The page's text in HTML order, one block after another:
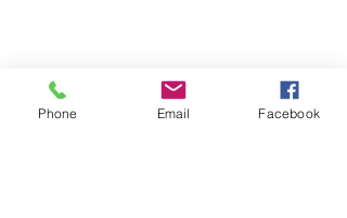
Phone Email Facebook